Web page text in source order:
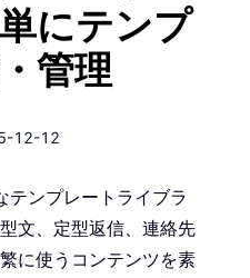
にテンプ
管理
12-12
ンプレートライブラ
文、定型返信、連絡先
に使うコンテンツを素